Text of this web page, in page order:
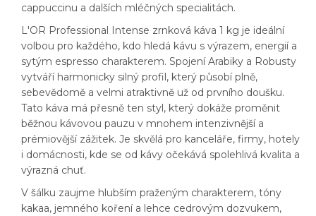
cappuccinu a dalších mléčných specialitách.
L'OR Professional Intense zrnková káva 1 kg je ideální
volbou pro každého, kdo hledá kávu s výrazem, energií a
sytým espresso charakterem. Spojení Arabiky a Robusty
vytváří harmonicky silný profil, který působí plně,
sebevědomě a velmi atraktivně už od prvního doušku.
Tato káva má přesně ten styl, který dokáže proměnit
běžnou kávovou pauzu v mnohem intenzivnější a
prémiovější zážitek. Je skvělá pro kanceláře, firmy, hotely
i domácnosti, kde se od kávy očekává spolehlivá kvalita a
výrazná chuť.
V šálku zaujme hlubším praženým charakterem, tóny
kakaa, jemného koření a lehce cedrovým dozvukem,